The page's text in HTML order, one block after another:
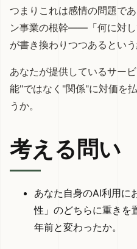
つまりこれは感情の問題で
ン事業の根幹——「何に対
が書き換わりつつあるという
あなたが提供しているサー
能"ではなく"関係"に対価を
うか。
考える問い
あなた自身のAI利用に
性」のどちらに重き
年前と変わったか。